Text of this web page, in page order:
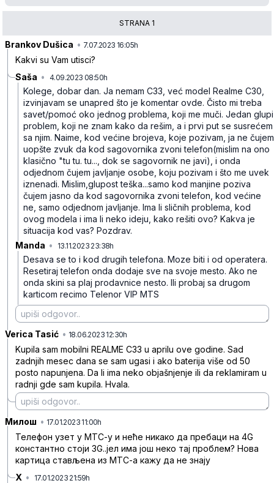
STRANA 1
Brankov Dušica • 7.07.2023 16:05h
Kakvi su Vam utisci?
Saša • 4.09.2023 08:50h
Kolege, dobar dan. Ja nemam C33, već model Realme C30,
izvinjavam se unapred što je komentar ovde. Čisto mi treba
savet/pomoć oko jednog problema, koji me muči. Jedan glupi
problem, koji ne znam kako da rešim, a i prvi put se susrećem
sa njim. Naime, kod većine brojeva, koje pozivam, ja ne čujem
uopšte zvuk da kod sagovornika zvoni telefon(mislim na ono
klasično "tu tu. tu..., dok se sagovornik ne javi), i onda
odjednom čujem javljanje osobe, koju pozivam i što me uvek
iznenadi. Mislim,glupost teška...samo kod manjine poziva
čujem jasno da kod sagovornika zvoni telefon, kod većine
ne, samo odjednom javljanje. Ima li sličnih problema, kod
ovog modela i ima li neko ideju, kako rešiti ovo? Kakva je
situacija kod vas? Pozdrav.
Manda • 13.11.2023 23:38h
Desava se to i kod drugih telefona. Moze biti i od operatera.
Resetiraj telefon onda dodaje sve na svoje mesto. Ako ne
onda skini sa plaj prodavnice nesto. Ili probaj sa drugom
karticom recimo Telenor VIP MTS
Verica Tasić • 18.06.2023 12:30h
Kupila sam mobilni REALME C33 u aprilu ove godine. Sad
zadnjih mesec dana se sam ugasi i ako baterija više od 50
posto napunjena. Da li ima neko objašnjenje ili da reklamiram u
radnji gde sam kupila. Hvala.
Милош • 17.01.2023 11:00h
Телефон узет у МТС-у и неће никако да пребаци на 4G
константно стоји 3G..јел има још неко тај проблем? Нова
картица стављена из МТС-а кажу да не знају
X • 17.01.2023 21:59h